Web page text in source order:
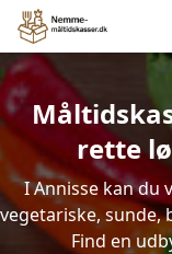
rette
I Annisse kan du
vegetariske, sunde,
Find en